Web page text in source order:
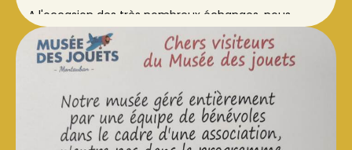
A l'occasion des très nombreux échanges, nous
avons aussi eu de très beaux retours par celles et
ceux qui avaient déjà fait la visite.
Merci à toutes et tous les bénévoles qui ont pu
participer à cette opération.